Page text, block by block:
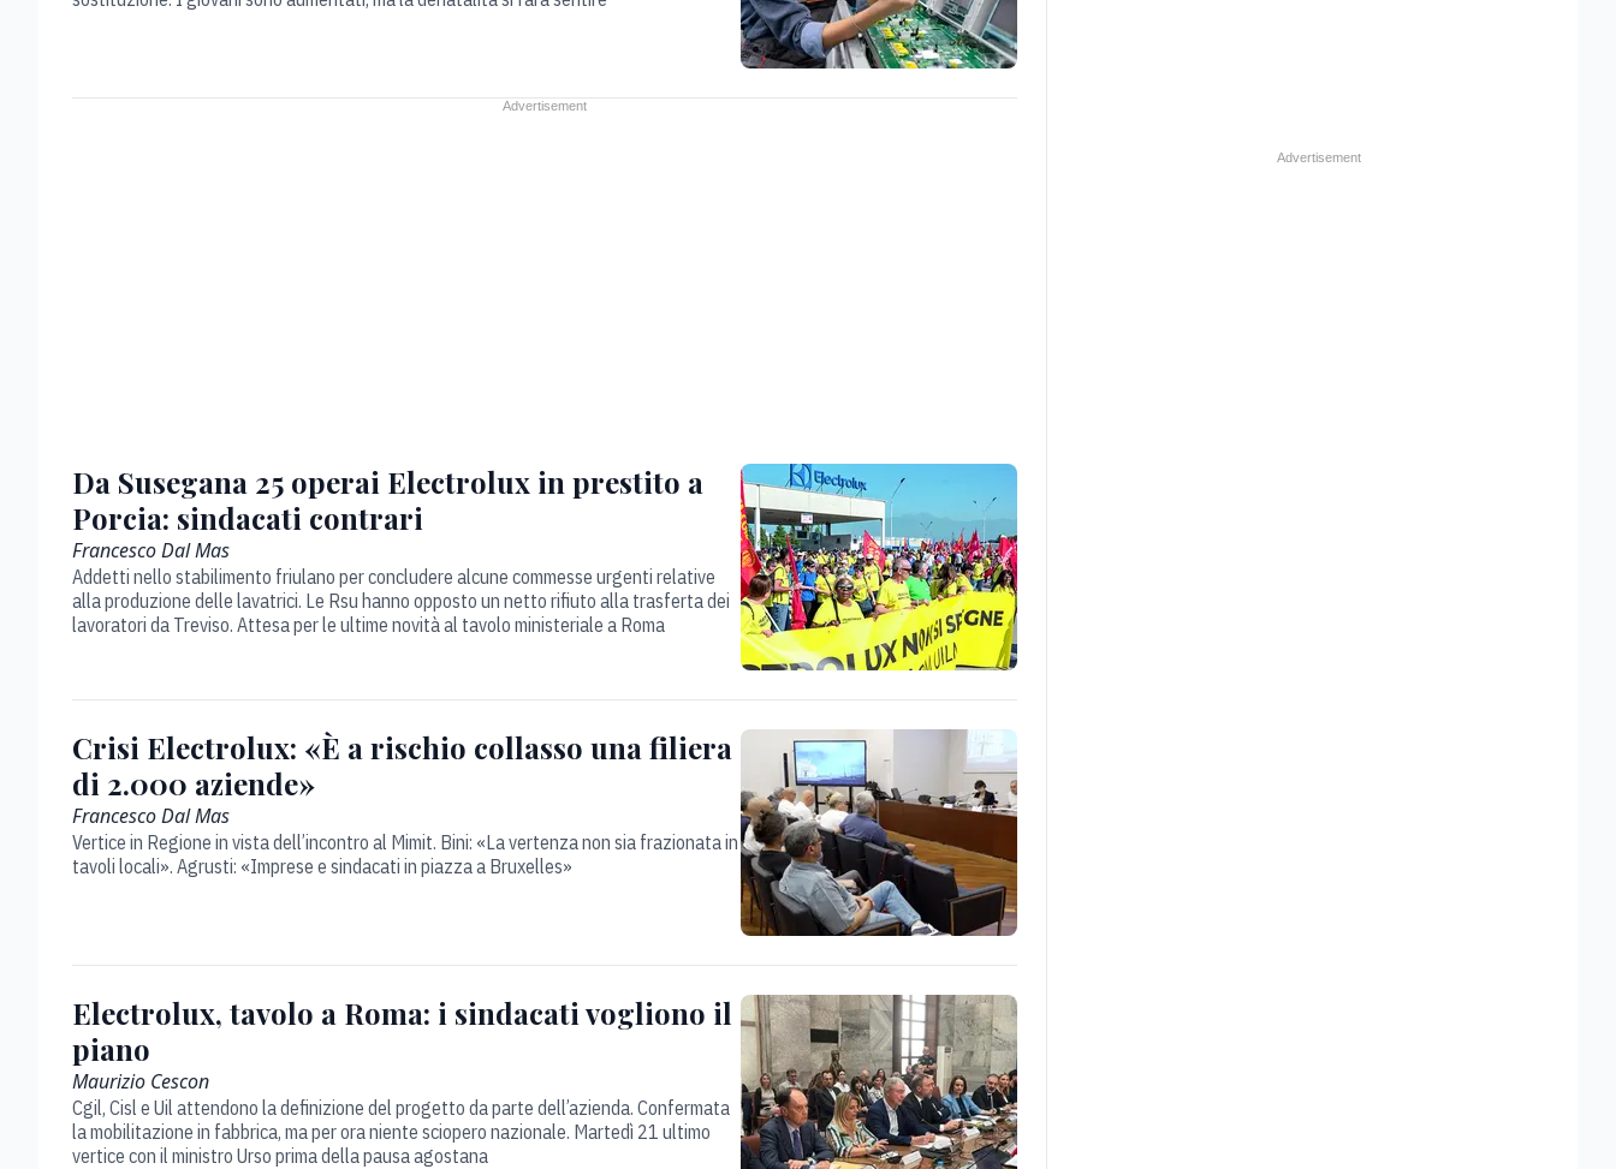
Da Susegana 25 operai Electrolux in prestito a
Porcia: sindacati contrari
Francesco Dal Mas
Addetti nello stabilimento friulano per concludere alcune commesse urgenti relative
alla produzione delle lavatrici. Le Rsu hanno opposto un netto rifiuto alla trasferta dei
lavoratori da Treviso. Attesa per le ultime novità al tavolo ministeriale a Roma
Crisi Electrolux: «È a rischio collasso una filiera
di 2.000 aziende»
Francesco Dal Mas
Vertice in Regione in vista dell’incontro al Mimit. Bini: «La vertenza non sia frazionata in
tavoli locali». Agrusti: «Imprese e sindacati in piazza a Bruxelles»
Electrolux, tavolo a Roma: i sindacati vogliono il
piano
Maurizio Cescon
Cgil, Cisl e Uil attendono la definizione del progetto da parte dell’azienda. Confermata
la mobilitazione in fabbrica, ma per ora niente sciopero nazionale. Martedì 21 ultimo
vertice con il ministro Urso prima della pausa agostana